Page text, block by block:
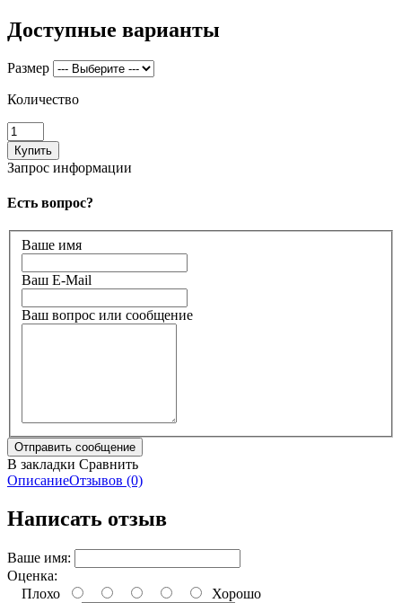
Доступные варианты
Размер
Количество
Запрос информации
Есть вопрос?
Ваше имя
Ваш E-Mail
Ваш вопрос или сообщение
В закладки Сравнить
ОписаниеОтзывов (0)
Написать отзыв
Ваше имя:
Оценка:
Плохо
Хорошо